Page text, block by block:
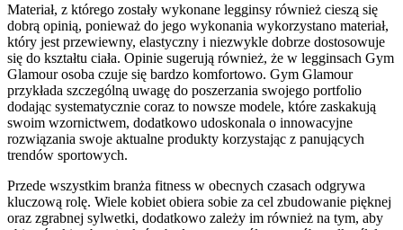
Materiał, z którego zostały wykonane legginsy również cieszą się
dobrą opinią, ponieważ do jego wykonania wykorzystano materiał,
który jest przewiewny, elastyczny i niezwykle dobrze dostosowuje
się do kształtu ciała. Opinie sugerują również, że w legginsach Gym
Glamour osoba czuje się bardzo komfortowo. Gym Glamour
przykłada szczególną uwagę do poszerzania swojego portfolio
dodając systematycznie coraz to nowsze modele, które zaskakują
swoim wzornictwem, dodatkowo udoskonala o innowacyjne
rozwiązania swoje aktualne produkty korzystając z panujących
trendów sportowych.
Przede wszystkim branża fitness w obecnych czasach odgrywa
kluczową rolę. Wiele kobiet obiera sobie za cel zbudowanie pięknej
oraz zgrabnej sylwetki, dodatkowo zależy im również na tym, aby